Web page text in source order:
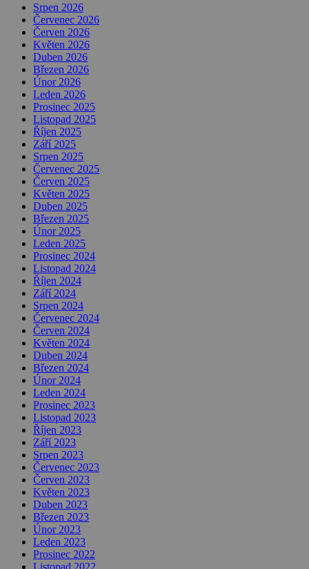
Srpen 2026
Červenec 2026
Červen 2026
Květen 2026
Duben 2026
Březen 2026
Únor 2026
Leden 2026
Prosinec 2025
Listopad 2025
Říjen 2025
Září 2025
Srpen 2025
Červenec 2025
Červen 2025
Květen 2025
Duben 2025
Březen 2025
Únor 2025
Leden 2025
Prosinec 2024
Listopad 2024
Říjen 2024
Září 2024
Srpen 2024
Červenec 2024
Červen 2024
Květen 2024
Duben 2024
Březen 2024
Únor 2024
Leden 2024
Prosinec 2023
Listopad 2023
Říjen 2023
Září 2023
Srpen 2023
Červenec 2023
Červen 2023
Květen 2023
Duben 2023
Březen 2023
Únor 2023
Leden 2023
Prosinec 2022
Listopad 2022